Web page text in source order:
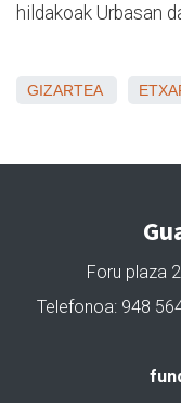
hildakoak Urbasan
GIZARTEA
Foru plaza
Telefonoa: 948